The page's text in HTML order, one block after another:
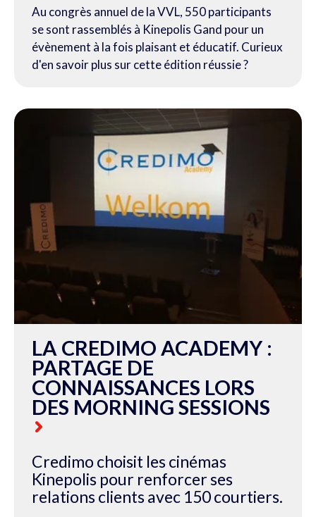
Au congrès annuel de la VVL, 550 participants
se sont rassemblés à Kinepolis Gand pour un
évènement à la fois plaisant et éducatif. Curieux
d'en savoir plus sur cette édition réussie ?
LA CREDIMO ACADEMY :
PARTAGE DE
CONNAISSANCES LORS
DES MORNING SESSIONS
Credimo choisit les cinémas
Kinepolis pour renforcer ses
relations clients avec 150 courtiers.